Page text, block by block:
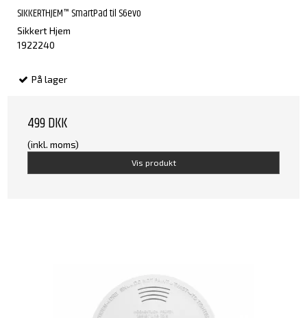
SIKKERTHJEM™ SmartPad til S6evo
Sikkert Hjem
1922240
På lager
499 DKK
(inkl. moms)
Vis produkt